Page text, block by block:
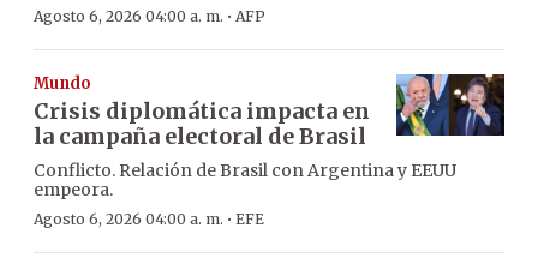
Agosto 6, 2026 04:00 a. m. · AFP
Mundo
Crisis diplomática impacta en
la campaña electoral de Brasil
Conflicto. Relación de Brasil con Argentina y EEUU
empeora.
Agosto 6, 2026 04:00 a. m. · EFE